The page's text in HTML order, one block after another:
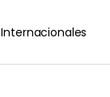
Internacionales